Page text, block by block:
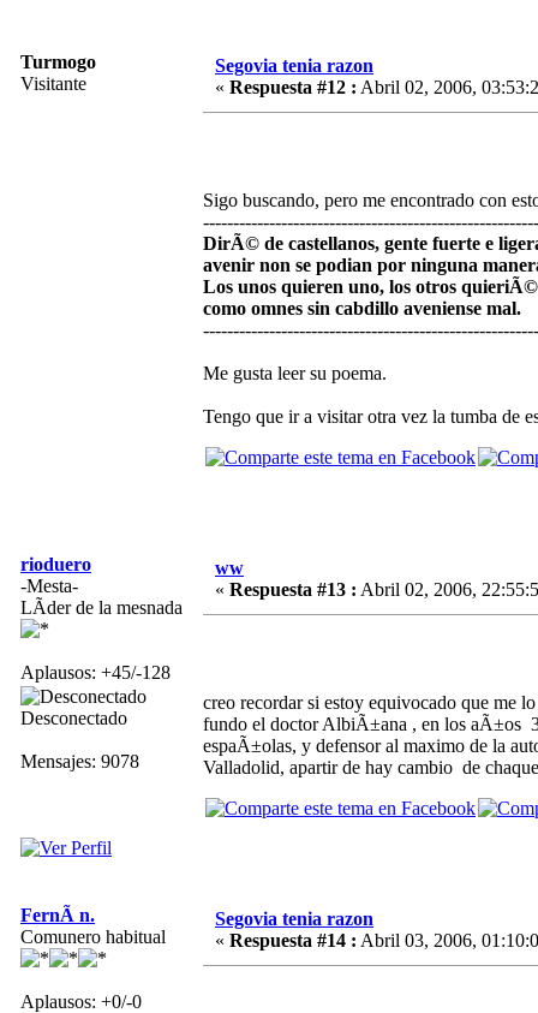
Turmogo
Visitante
Segovia tenia razon
« Respuesta #12 : Abril 02, 2006,
Sigo buscando, pero me encontrado con
DirÃ© de castellanos, gente fuerte e
avenir non se podian por ninguna
Los unos quieren uno, los otros
como omnes sin cabdillo aveniense mal.
Me gusta leer su poema.
Tengo que ir a visitar otra vez la tumba de
rioduero
-Mesta-
LÃ­der de la mesnada
Aplausos: +45/-128
Desconectado
Mensajes: 9078
ww
« Respuesta #13 : Abril 02, 2006,
creo recordar si estoy equivocado que me
fundo el doctor AlbiÃ±ana , en los aÃ±os
espaÃ±olas, y defensor al maximo de la
Valladolid, apartir de hay cambio de
FernÃ n.
Comunero habitual
Aplausos: +0/-0
Segovia tenia razon
« Respuesta #14 : Abril 03, 2006,